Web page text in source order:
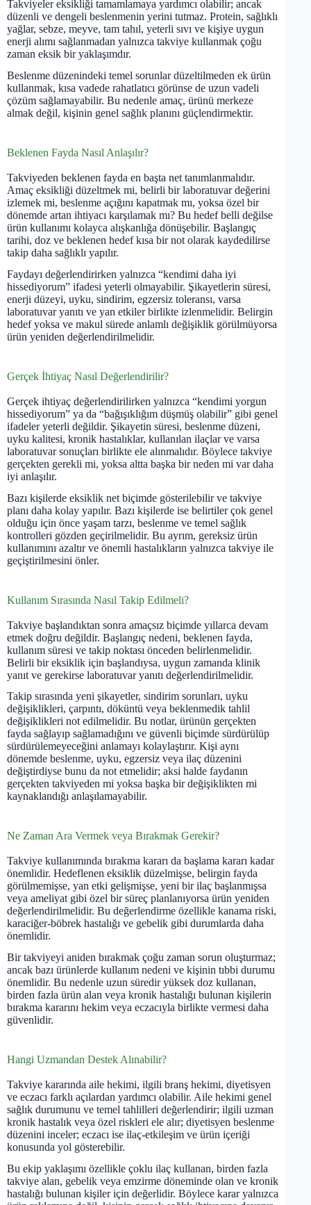
Takviyeler eksikliği tamamlamaya yardımcı olabilir; ancak
düzenli ve dengeli beslenmenin yerini tutmaz. Protein, sağlıklı
yağlar, sebze, meyve, tam tahıl, yeterli sıvı ve kişiye uygun
enerji alımı sağlanmadan yalnızca takviye kullanmak çoğu
zaman eksik bir yaklaşımdır.
Beslenme düzenindeki temel sorunlar düzeltilmeden ek ürün
kullanmak, kısa vadede rahatlatıcı görünse de uzun vadeli
çözüm sağlamayabilir. Bu nedenle amaç, ürünü merkeze
almak değil, kişinin genel sağlık planını güçlendirmektir.
Beklenen Fayda Nasıl Anlaşılır?
Takviyeden beklenen fayda en başta net tanımlanmalıdır.
Amaç eksikliği düzeltmek mi, belirli bir laboratuvar değerini
izlemek mi, beslenme açığını kapatmak mı, yoksa özel bir
dönemde artan ihtiyacı karşılamak mı? Bu hedef belli değilse
ürün kullanımı kolayca alışkanlığa dönüşebilir. Başlangıç
tarihi, doz ve beklenen hedef kısa bir not olarak kaydedilirse
takip daha sağlıklı yapılır.
Faydayı değerlendirirken yalnızca “kendimi daha iyi
hissediyorum” ifadesi yeterli olmayabilir. Şikayetlerin süresi,
enerji düzeyi, uyku, sindirim, egzersiz toleransı, varsa
laboratuvar yanıtı ve yan etkiler birlikte izlenmelidir. Belirgin
hedef yoksa ve makul sürede anlamlı değişiklik görülmüyorsa
ürün yeniden değerlendirilmelidir.
Gerçek İhtiyaç Nasıl Değerlendirilir?
Gerçek ihtiyaç değerlendirilirken yalnızca “kendimi yorgun
hissediyorum” ya da “bağışıklığım düşmüş olabilir” gibi genel
ifadeler yeterli değildir. Şikayetin süresi, beslenme düzeni,
uyku kalitesi, kronik hastalıklar, kullanılan ilaçlar ve varsa
laboratuvar sonuçları birlikte ele alınmalıdır. Böylece takviye
gerçekten gerekli mi, yoksa altta başka bir neden mi var daha
iyi anlaşılır.
Bazı kişilerde eksiklik net biçimde gösterilebilir ve takviye
planı daha kolay yapılır. Bazı kişilerde ise belirtiler çok genel
olduğu için önce yaşam tarzı, beslenme ve temel sağlık
kontrolleri gözden geçirilmelidir. Bu ayrım, gereksiz ürün
kullanımını azaltır ve önemli hastalıkların yalnızca takviye ile
geçiştirilmesini önler.
Kullanım Sırasında Nasıl Takip Edilmeli?
Takviye başlandıktan sonra amaçsız biçimde yıllarca devam
etmek doğru değildir. Başlangıç nedeni, beklenen fayda,
kullanım süresi ve takip noktası önceden belirlenmelidir.
Belirli bir eksiklik için başlandıysa, uygun zamanda klinik
yanıt ve gerekirse laboratuvar yanıtı değerlendirilmelidir.
Takip sırasında yeni şikayetler, sindirim sorunları, uyku
değişiklikleri, çarpıntı, döküntü veya beklenmedik tahlil
değişiklikleri not edilmelidir. Bu notlar, ürünün gerçekten
fayda sağlayıp sağlamadığını ve güvenli biçimde sürdürülüp
sürdürülemeyeceğini anlamayı kolaylaştırır. Kişi aynı
dönemde beslenme, uyku, egzersiz veya ilaç düzenini
değiştirdiyse bunu da not etmelidir; aksi halde faydanın
gerçekten takviyeden mi yoksa başka bir değişiklikten mi
kaynaklandığı anlaşılamayabilir.
Ne Zaman Ara Vermek veya Bırakmak Gerekir?
Takviye kullanımında bırakma kararı da başlama kararı kadar
önemlidir. Hedeflenen eksiklik düzelmişse, belirgin fayda
görülmemişse, yan etki gelişmişse, yeni bir ilaç başlanmışsa
veya ameliyat gibi özel bir süreç planlanıyorsa ürün yeniden
değerlendirilmelidir. Bu değerlendirme özellikle kanama riski,
karaciğer-böbrek hastalığı ve gebelik gibi durumlarda daha
önemlidir.
Bir takviyeyi aniden bırakmak çoğu zaman sorun oluşturmaz;
ancak bazı ürünlerde kullanım nedeni ve kişinin tıbbi durumu
önemlidir. Bu nedenle uzun süredir yüksek doz kullanan,
birden fazla ürün alan veya kronik hastalığı bulunan kişilerin
bırakma kararını hekim veya eczacıyla birlikte vermesi daha
güvenlidir.
Hangi Uzmandan Destek Alınabilir?
Takviye kararında aile hekimi, ilgili branş hekimi, diyetisyen
ve eczacı farklı açılardan yardımcı olabilir. Aile hekimi genel
sağlık durumunu ve temel tahlilleri değerlendirir; ilgili uzman
kronik hastalık veya özel riskleri ele alır; diyetisyen beslenme
düzenini inceler; eczacı ise ilaç-etkileşim ve ürün içeriği
konusunda yol gösterebilir.
Bu ekip yaklaşımı özellikle çoklu ilaç kullanan, birden fazla
takviye alan, gebelik veya emzirme döneminde olan ve kronik
hastalığı bulunan kişiler için değerlidir. Böylece karar yalnızca